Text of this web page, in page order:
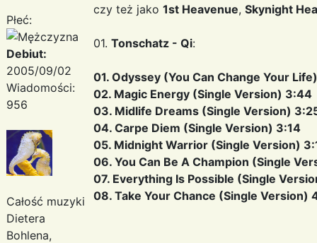
Płeć:
Debiut:
2005/09/02
Wiadomości:
956
Całość muzyki
Dietera
Bohlena,
czy też jako 1st Heavenue, Skynight
01. Tonschatz - Qi:
01. Odyssey (You Can Change Your
02. Magic Energy (Single Version) 3:44
03. Midlife Dreams (Single Version)
04. Carpe Diem (Single Version) 3:14
05. Midnight Warrior (Single Version)
06. You Can Be A Champion (Single
07. Everything Is Possible (Single
08. Take Your Chance (Single Version)